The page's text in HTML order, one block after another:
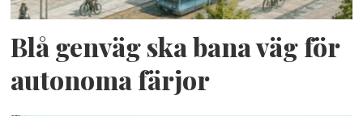
Blå genväg ska bana väg för
autonoma färjor